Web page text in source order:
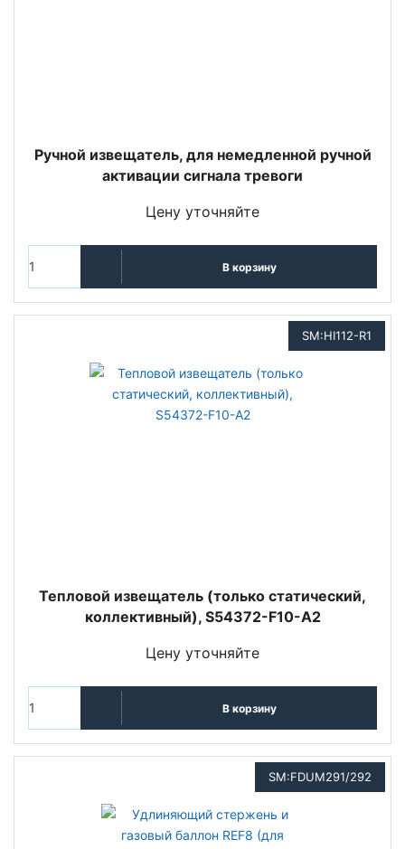
Ручной извещатель, для немедленной ручной
активации сигнала тревоги
Цену уточняйте
В корзину
SM:HI112-R1
Тепловой извещатель (только статический,
коллективный), S54372-F10-A2
Цену уточняйте
В корзину
SM:FDUM291/292